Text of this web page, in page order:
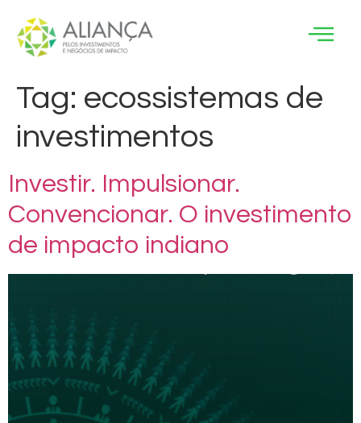
Tag: ecossistemas de
investimentos
Investir. Impulsionar.
Convencionar. O investimento
de impacto indiano